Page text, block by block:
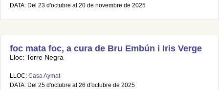
DATA: Del 23 d'octubre al 20 de novembre de 2025
foc mata foc, a cura de Bru Embún i Iris Verge
Lloc: Torre Negra
LLOC: Casa Aymat
DATA: Del 25 d'octubre al 26 d'octubre de 2025